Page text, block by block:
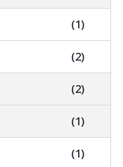
(1)
(2)
(2)
(1)
(1)